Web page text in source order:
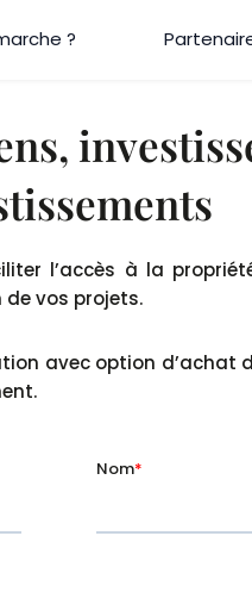
?
l’accès à la
vos projets.
avec option d’achat